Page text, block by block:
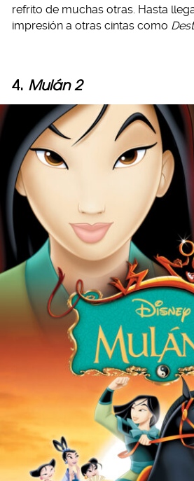
refrito de muchas otras. Hasta
impresión a otras cintas como
4. Mulán 2